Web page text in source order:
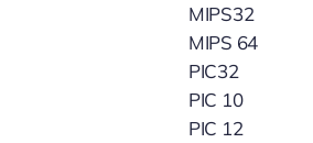
MIPS32
MIPS 64
PIC32
PIC 10
PIC 12